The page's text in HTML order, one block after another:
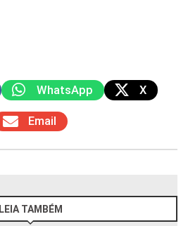
WhatsApp X
Email
LEIA TAMBÉM